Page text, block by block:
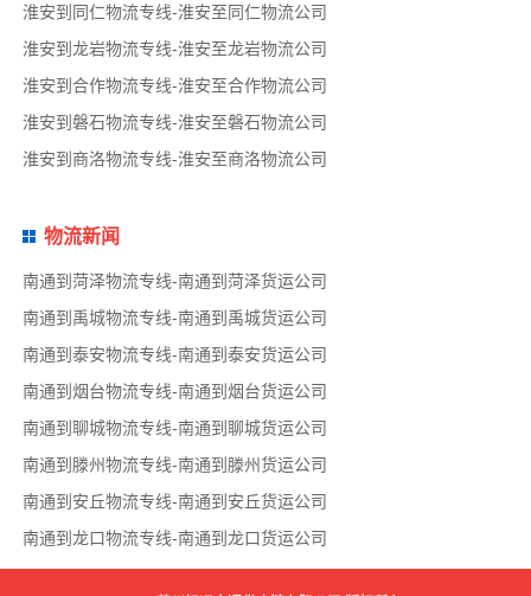
淮安到同仁物流专线-淮安至同仁物流公司
淮安到龙岩物流专线-淮安至龙岩物流公司
淮安到合作物流专线-淮安至合作物流公司
淮安到磐石物流专线-淮安至磐石物流公司
淮安到商洛物流专线-淮安至商洛物流公司
物流新闻
南通到菏泽物流专线-南通到菏泽货运公司
南通到禹城物流专线-南通到禹城货运公司
南通到泰安物流专线-南通到泰安货运公司
南通到烟台物流专线-南通到烟台货运公司
南通到聊城物流专线-南通到聊城货运公司
南通到滕州物流专线-南通到滕州货运公司
南通到安丘物流专线-南通到安丘货运公司
南通到龙口物流专线-南通到龙口货运公司